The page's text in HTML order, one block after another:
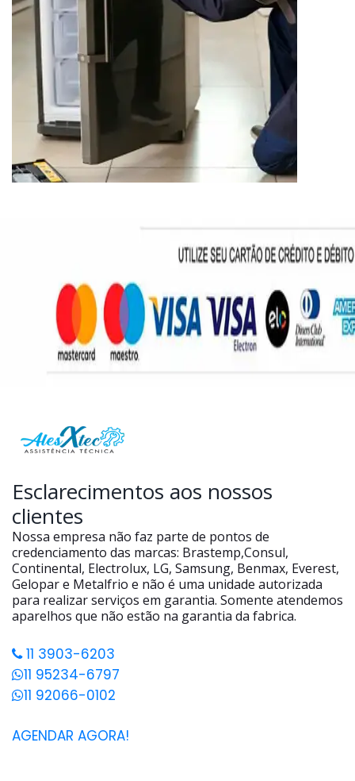
Esclarecimentos aos nossos
clientes
Nossa empresa não faz parte de pontos de
credenciamento das marcas: Brastemp,Consul,
Continental, Electrolux, LG, Samsung, Benmax, Everest,
Gelopar e Metalfrio e não é uma unidade autorizada
para realizar serviços em garantia. Somente atendemos
aparelhos que não estão na garantia da fabrica.
11 3903-6203
11 95234-6797
11 92066-0102
AGENDAR AGORA!